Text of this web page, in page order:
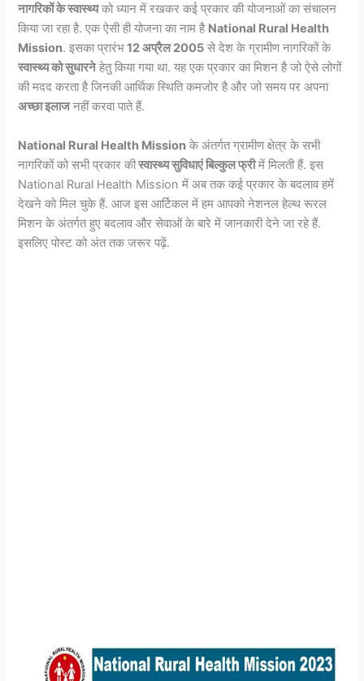
नागरिकों के स्वास्थ्यको ध्यान में रखकर कई प्रकार की योजनाओं का संचालन
किया जा रहा है. एक ऐसी ही योजना का नाम है National Rural Health
Mission. इसका प्रारंभ12 अप्रैल 2005 से देश के ग्रामीण नागरिकों के
स्वास्थ्य को सुधारनेहेतु किया गया था. यह एक प्रकार का मिशन है जो ऐसे लोगों
की मदद करता है जिनकी आर्थिक स्थिति कमजोर है और जो समय पर अपना
अच्छा इलाजनहीं करवा पाते हैं.
National Rural Health Mission के अंतर्गत ग्रामीण क्षेत्र के सभी
नागरिकों को सभी प्रकार कीस्वास्थ्य सुविधाएं बिल्कुल फ्रीमें मिलती हैं. इस
National Rural Health Mission में अब तक कई प्रकार के बदलाव हमें
देखने को मिल चुके हैं. आज इस आर्टिकल में हम आपको नेशनल हेल्थ रूरल
मिशन के अंतर्गत हुए बदलाव और सेवाओं के बारे में जानकारी देने जा रहे हैं.
इसलिए पोस्ट को अंत तक जरूर पढ़ें.